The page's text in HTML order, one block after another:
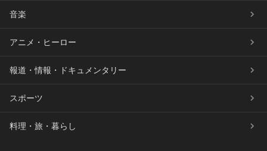
音楽
アニメ・ヒーロー
報道・情報・ドキュメンタリー
スポーツ
料理・旅・暮らし